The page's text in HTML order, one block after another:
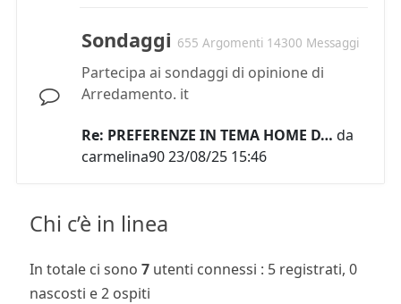
Sondaggi 655 Argomenti 14300 Messaggi
Partecipa ai sondaggi di opinione di
Arredamento. it
Re: PREFERENZE IN TEMA HOME D… da
carmelina9023/08/25 15:46
Chi c’è in linea
In totale ci sono 7 utenti connessi : 5 registrati, 0
nascosti e 2 ospiti